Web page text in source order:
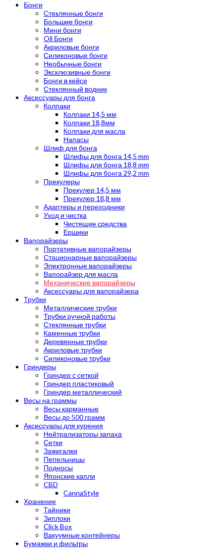
Бонги
Стеклянные бонги
Большие бонги
Мини бонги
Oil Бонги
Акриловые бонги
Силиконовые бонги
Необычные бонги
Эксклюзивные бонги
Бонги в кейсе
Стеклянный водник
Аксессуары для бонга
Колпаки
Колпаки 14,5 мм
Колпаки 18,8мм
Колпаки для масла
Напасы
Шлиф для бонга
Шлифы для бонга 14,5 mm
Шлифы для бонга 18,8 mm
Шлифы для бонга 29,2 mm
Прекулеры
Прекулер 14,5 мм
Прекулер 18,8 мм
Адаптеры и переходники
Уход и чистка
Чистящие средства
Ершики
Вапорайзеры
Портативные вапорайзеры
Стационарные вапорайзеры
Электронные вапорайзеры
Вапорайзер для масла
Механические вапорайзеры
Аксессуары для вапорайзера
Трубки
Металлические трубки
Трубки ручной работы
Стеклянные трубки
Каменные трубки
Деревянные трубки
Акриловые трубки
Силиконовые трубки
Гриндеры
Гриндер с сеткой
Гриндер пластиковый
Гриндер металлический
Весы на граммы
Весы карманные
Весы до 500 грамм
Аксессуары для курения
Нейтрализаторы запаха
Сетки
Зажигалки
Пепельницы
Подносы
Японские капли
CBD
CannaStyle
Хранение
Тайники
Зиплоки
Click Box
Вакуумные контейнеры
Бумажки и фильтры